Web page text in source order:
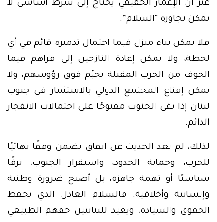
غير أن الإعمار الحقيقي يحتاج إلى شرط أساسي لا
يمكن تجاوزه “السلام”.
فلا يمكن بناء منزل فيما احتمال تدميره قائم في أي
لحظة، ولا يمكن إعادة النازحين إلى قراهم فيما
الخوف من الحرب المقبلة يخيّم فوق رؤوسهم، ولا
يمكن إقناع المجتمع الدولي بالاستثمار في جنوب
لبنان إذا بقي الجنوب مفتوحًا على احتمالات الانفجار
الدائم.
لذلك، لم يعد الحديث عن اتفاق يضمن وقفًا نهائيًا
للحرب، وحماية الحدود، واستقرار الجنوب، ترفًا
سياسيًا أو تهمة جاهزة، بل أصبح ضرورة وطنية
وإنسانية وأخلاقية. فالسلام العادل الذي يحفظ
الحقوق والسيادة، ويعيد للبنانيين حقهم الطبيعي